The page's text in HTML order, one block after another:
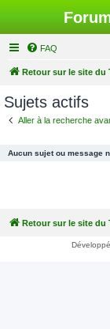
FAQ
Retour sur le site du
Sujets actifs
Aller à la recherche
Aucun sujet ou message
Retour sur le site du